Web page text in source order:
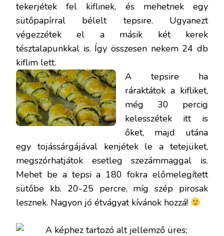
tekerjétek fel kiflinek, és mehetnek egy
sütőpapírral bélelt tepsire. Ugyanezt
végezzétek el a másik két kerek
tésztalapunkkal is. Így összesen nekem 24 db
kiflim lett.
A tepsire ha
ráraktátok a kifliket,
még 30 percig
kelesszétek itt is
őket, majd utána
egy tojássárgájával kenjétek le a tetejüket,
megszórhatjátok esetleg szezámmaggal is.
Mehet be a tepsi a 180 fokra előmelegített
sütőbe kb. 20-25 percre, míg szép pirosak
lesznek. Nagyon jó étvágyat kívánok hozzá!